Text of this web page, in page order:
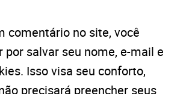
comentário no site, você
por salvar seu nome, e-mail e
Isso visa seu conforto,
precisará preencher seus